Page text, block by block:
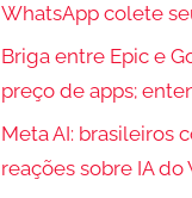
WhatsApp colete
Briga entre Epic e
preço de apps;
Meta AI: brasileiros
reações sobre IA do